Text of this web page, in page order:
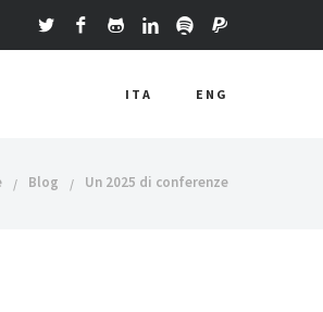
ITA ENG
Blog Un 2025 di conferenze